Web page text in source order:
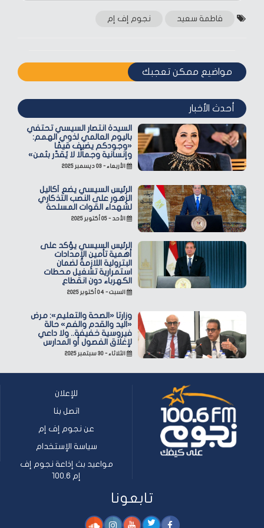
فاطمة سعيد نجوم إف إم
مواضيع ممكن تعجبك
أحدث الأخبار
السيدة انتصار السيسي تحتفي
باليوم العالمي لذوي الهمم:
«وجودكم يضيف قيمًا
وإنسانية وجمالًا لا يُقدّر بثمن»
الأربعاء - ٠٣ ديسمبر ٢٠٢٥
الرئيس السيسي يضع أكاليل
الزهور على النصب التذكاري
لشهداء القوات المسلحة
الأحد - ٠٥ أكتوبر ٢٠٢٥
الرئيس السيسي يؤكد على
أهمية تأمين الإمدادات
البترولية اللازمة لضمان
استمرارية تشغيل محطات
الكهرباء دون انقطاع
السبت - ٠٤ أكتوبر ٢٠٢٥
وزارتا «الصحة والتعليم»: مرض
«اليد والقدم والفم» حالة
فيروسية خفيفة.. ولا داعي
لإغلاق الفصول أو المدارس
الثلاثاء - ٣٠ سبتمبر ٢٠٢٥
للإعلان
اتصل بنا
عن نجوم إف إم
سياسة الإستخدام
مواعيد بث إذاعة نجوم إف
إم 100.6
تابعونا